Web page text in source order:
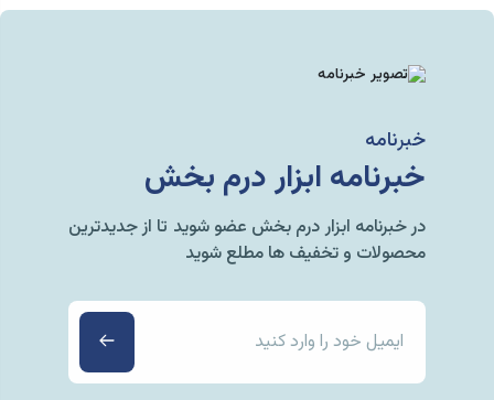
خبرنامه
خبرنامه ابزار درم بخش
در خبرنامه ابزار درم بخش عضو شوید تا از جدیدترین
محصولات و تخفیف ها مطلع شوید